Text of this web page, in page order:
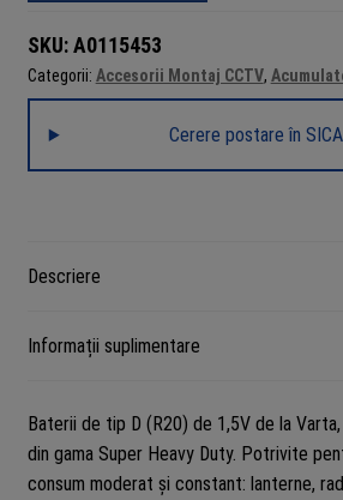
Varta
Super
Duty
Blister
SKU: A0115453
Categorii: Accesorii Montaj CCTV,
Cerere postare în
Descriere
Informații suplimentare
Baterii de tip D (R20) de 1,5V de la
din gama Super Heavy Duty. Potrivite
consum moderat și constant: lanterne,